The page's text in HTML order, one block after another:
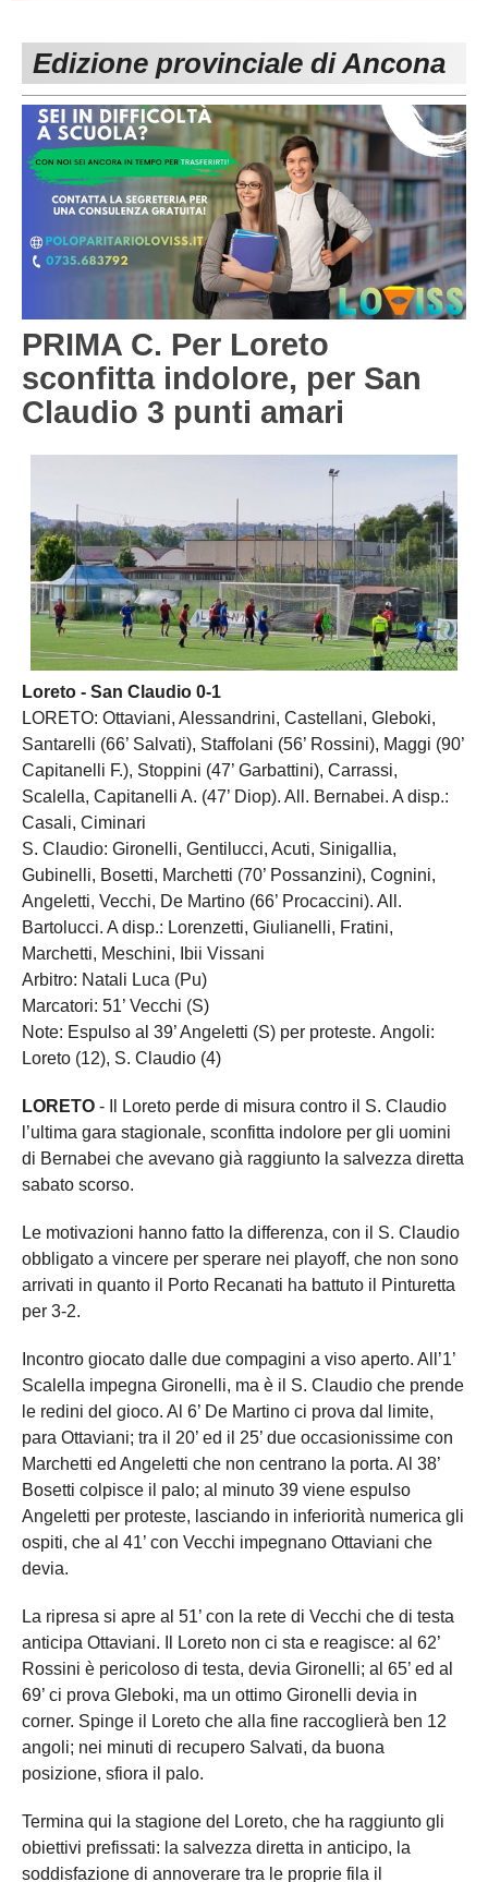
Carica la tua Rosa
1^ CATEGORIA
2^ CATEGORIA
3^ CATEGORIA
GIOVANILI
Edizione provinciale di Ancona
PRIMA C. Per Loreto
sconfitta indolore, per San
Claudio 3 punti amari
Loreto - San Claudio 0-1
LORETO: Ottaviani, Alessandrini, Castellani, Gleboki,
Santarelli (66’ Salvati), Staffolani (56’ Rossini), Maggi (90’
Capitanelli F.), Stoppini (47’ Garbattini), Carrassi,
Scalella, Capitanelli A. (47’ Diop). All. Bernabei. A disp.:
Casali, Ciminari
S. Claudio: Gironelli, Gentilucci, Acuti, Sinigallia,
Gubinelli, Bosetti, Marchetti (70’ Possanzini), Cognini,
Angeletti, Vecchi, De Martino (66’ Procaccini). All.
Bartolucci. A disp.: Lorenzetti, Giulianelli, Fratini,
Marchetti, Meschini, Ibii Vissani
Arbitro: Natali Luca (Pu)
Marcatori: 51’ Vecchi (S)
Note: Espulso al 39’ Angeletti (S) per proteste. Angoli:
Loreto (12), S. Claudio (4)
LORETO - Il Loreto perde di misura contro il S. Claudio
l’ultima gara stagionale, sconfitta indolore per gli uomini
di Bernabei che avevano già raggiunto la salvezza diretta
sabato scorso.
Le motivazioni hanno fatto la differenza, con il S. Claudio
obbligato a vincere per sperare nei playoff, che non sono
arrivati in quanto il Porto Recanati ha battuto il Pinturetta
per 3-2.
Incontro giocato dalle due compagini a viso aperto. All’1’
Scalella impegna Gironelli, ma è il S. Claudio che prende
le redini del gioco. Al 6’ De Martino ci prova dal limite,
para Ottaviani; tra il 20’ ed il 25’ due occasionissime con
Marchetti ed Angeletti che non centrano la porta. Al 38’
Bosetti colpisce il palo; al minuto 39 viene espulso
Angeletti per proteste, lasciando in inferiorità numerica gli
ospiti, che al 41’ con Vecchi impegnano Ottaviani che
devia.
La ripresa si apre al 51’ con la rete di Vecchi che di testa
anticipa Ottaviani. Il Loreto non ci sta e reagisce: al 62’
Rossini è pericoloso di testa, devia Gironelli; al 65’ ed al
69’ ci prova Gleboki, ma un ottimo Gironelli devia in
corner. Spinge il Loreto che alla fine raccoglierà ben 12
angoli; nei minuti di recupero Salvati, da buona
posizione, sfiora il palo.
Termina qui la stagione del Loreto, che ha raggiunto gli
obiettivi prefissati: la salvezza diretta in anticipo, la
soddisfazione di annoverare tra le proprie fila il